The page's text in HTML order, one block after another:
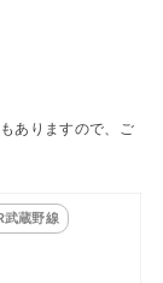
ありますので、ご
武蔵野線